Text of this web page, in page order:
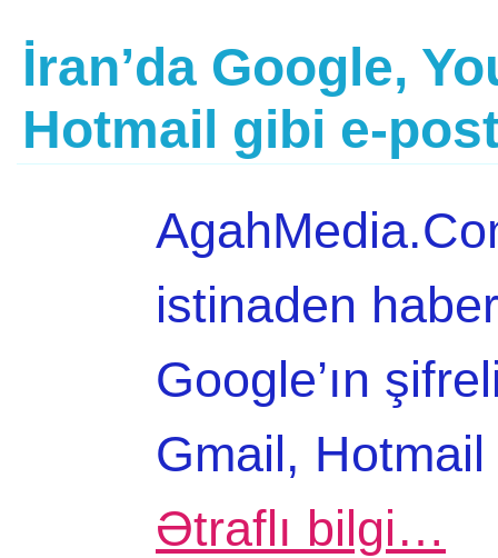
İran’da Google,
Hotmail gibi e-
istinaden
Google’ın
Gmail,
Ətraflı bilgi…